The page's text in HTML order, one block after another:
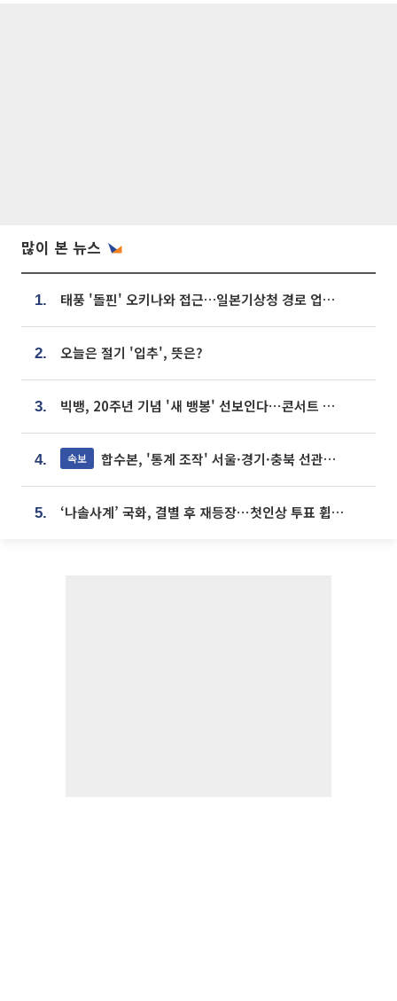
많이 본 뉴스
1. 태풍 '돌핀' 오키나와 접근…일본기상청 경로 업데이트
2. 오늘은 절기 '입추', 뜻은?
3. 빅뱅, 20주년 기념 '새 뱅봉' 선보인다⋯콘서트 앞두고 팝업 개최
4. 속보 합수본, '통계 조작' 서울·경기·충북 선관위 등 추가 압수수색
5. ‘나솔사계’ 국화, 결별 후 재등장⋯첫인상 투표 휩쓸고 ‘인기녀’ 등극